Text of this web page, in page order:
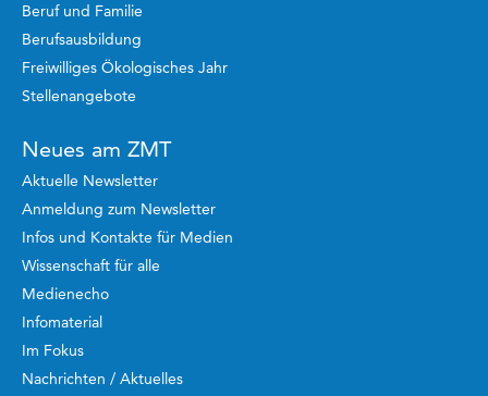
Beruf und Familie
Berufsausbildung
Freiwilliges Ökologisches Jahr
Stellenangebote
Neues am ZMT
Aktuelle Newsletter
Anmeldung zum Newsletter
Infos und Kontakte für Medien
Wissenschaft für alle
Medienecho
Infomaterial
Im Fokus
Nachrichten / Aktuelles